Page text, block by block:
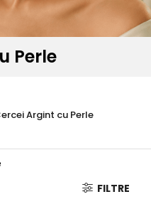
Perle
Argint cu Perle
FILTRE